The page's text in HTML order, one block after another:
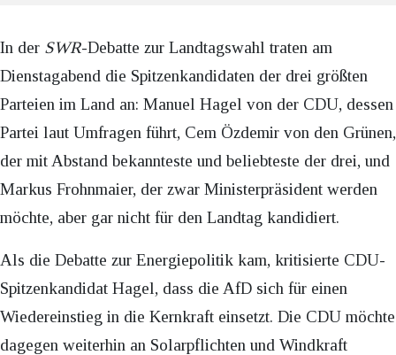
In der SWR-Debatte zur Landtagswahl traten am
Dienstagabend die Spitzenkandidaten der drei größten
Parteien im Land an: Manuel Hagel von der CDU, dessen
Partei laut Umfragen führt, Cem Özdemir von den Grünen,
der mit Abstand bekannteste und beliebteste der drei, und
Markus Frohnmaier, der zwar Ministerpräsident werden
möchte, aber gar nicht für den Landtag kandidiert.
Als die Debatte zur Energiepolitik kam, kritisierte CDU-
Spitzenkandidat Hagel, dass die AfD sich für einen
Wiedereinstieg in die Kernkraft einsetzt. Die CDU möchte
dagegen weiterhin an Solarpflichten und Windkraft